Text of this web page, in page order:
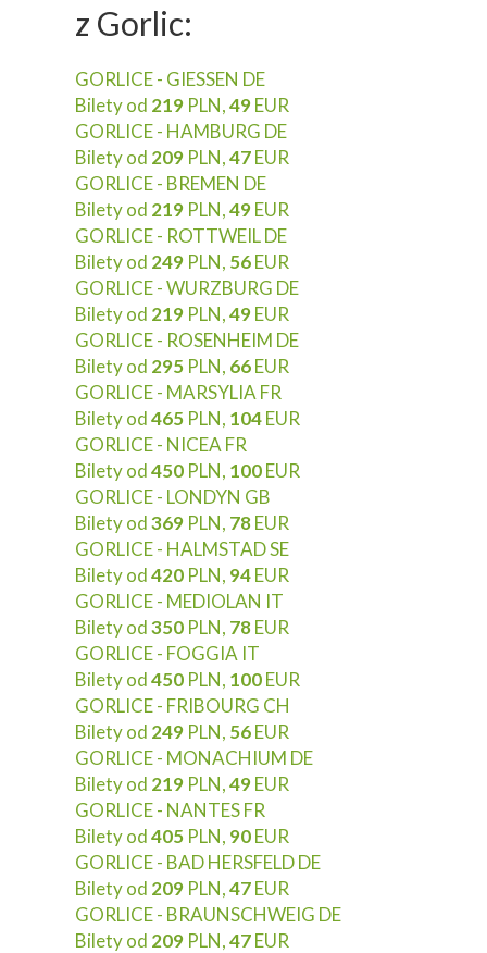
z Gorlic:
GORLICE - GIESSEN DE
Bilety od 219 PLN,49EUR
GORLICE - HAMBURG DE
Bilety od 209 PLN,47EUR
GORLICE - BREMEN DE
Bilety od 219 PLN,49EUR
GORLICE - ROTTWEIL DE
Bilety od 249 PLN, 56EUR
GORLICE - WURZBURG DE
Bilety od 219 PLN,49EUR
GORLICE - ROSENHEIM DE
Bilety od 295 PLN, 66EUR
GORLICE - MARSYLIA FR
Bilety od465 PLN, 104EUR
GORLICE - NICEA FR
Bilety od450 PLN, 100EUR
GORLICE - LONDYN GB
Bilety od369 PLN, 78EUR
GORLICE - HALMSTAD SE
Bilety od420 PLN, 94EUR
GORLICE - MEDIOLAN IT
Bilety od350 PLN, 78EUR
GORLICE - FOGGIA IT
Bilety od450 PLN, 100EUR
GORLICE - FRIBOURG CH
Bilety od 249 PLN, 56EUR
GORLICE - MONACHIUM DE
Bilety od 219 PLN,49EUR
GORLICE - NANTES FR
Bilety od405 PLN, 90EUR
GORLICE - BAD HERSFELD DE
Bilety od 209 PLN,47EUR
GORLICE - BRAUNSCHWEIG DE
Bilety od 209 PLN,47EUR